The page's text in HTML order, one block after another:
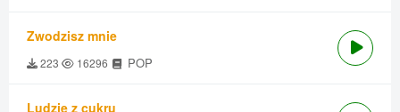
Zwodzisz mnie
223 16296 POP
Ludzie z cukru